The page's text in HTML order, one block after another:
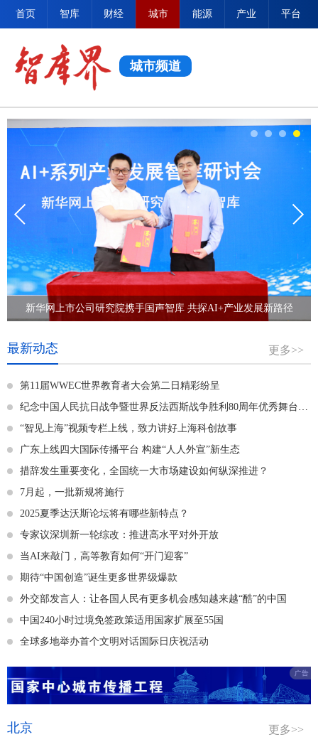
首页 智库 财经 城市 能源 产业 平台
城市频道
新华网上市公司研究院携手国声智库 共探AI+产业发展新路径
最新动态 更多>>
第11届WWEC世界教育者大会第二日精彩纷呈
纪念中国人民抗日战争暨世界反法西斯战争胜利80周年优秀舞台艺术作品展演在京拉开帷幕
“智见上海”视频专栏上线，致力讲好上海科创故事
广东上线四大国际传播平台 构建“人人外宣”新生态
措辞发生重要变化，全国统一大市场建设如何纵深推进？
7月起，一批新规将施行
2025夏季达沃斯论坛将有哪些新特点？
专家议深圳新一轮综改：推进高水平对外开放
当AI来敲门，高等教育如何“开门迎客”
期待“中国创造”诞生更多世界级爆款
外交部发言人：让各国人民有更多机会感知越来越“酷”的中国
中国240小时过境免签政策适用国家扩展至55国
全球多地举办首个文明对话国际日庆祝活动
北京 更多>>